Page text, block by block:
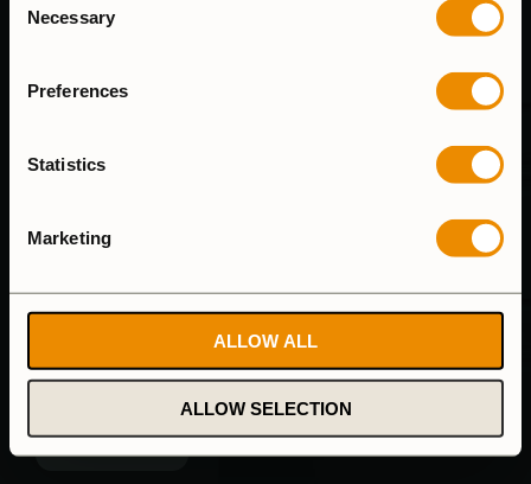
Selection
Necessary
Preferences
Statistics
Marketing
ALLOW ALL
ALLOW SELECTION
Vi svarar på e-mail så fort vi kan och våra telefontider är
8.00-15.00 (mån-fre)
Email:customersupport@trangia.se
ÅNGRA KÖP